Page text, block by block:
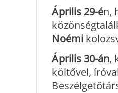
Április 29-én,
Noémi
Április 30-án,
költővel,